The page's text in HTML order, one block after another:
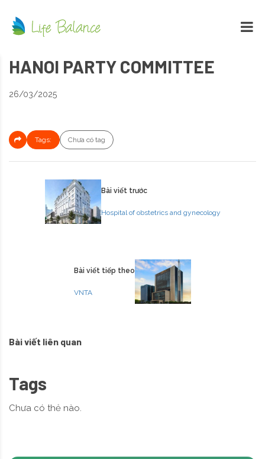
HANOI PARTY COMMITTEE
26/03/2025
Tags: Chưa có tag
Bài viết trước
Hospital of obstetrics and gynecology
Bài viết tiếp theo
VNTA
Bài viết liên quan
Tags
Chưa có thẻ nào.